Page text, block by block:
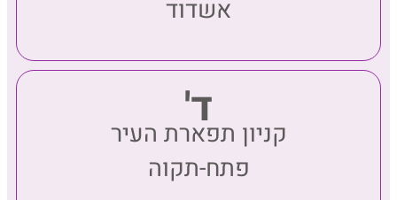
אשדוד
ד'
קניון תפארת העיר
פתח-תקוה